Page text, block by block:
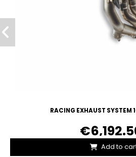
RACING EXHAUST SYSTEM
Add to